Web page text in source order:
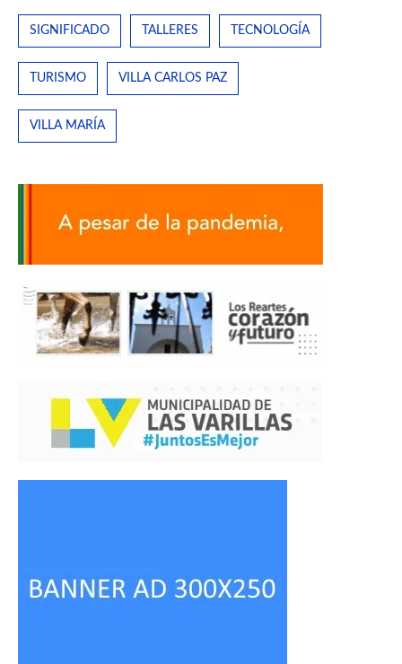
SIGNIFICADO TALLERES TECNOLOGÍA
TURISMO VILLA CARLOS PAZ
VILLA MARÍA